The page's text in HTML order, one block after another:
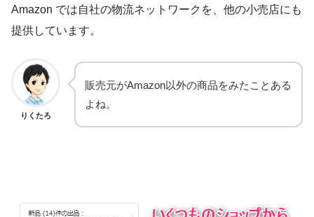
Amazon では自社の物流ネットワークを、他の小売店にも
提供しています。
りくたろ
販売元がAmazon以外の商品をみたことある
よね。